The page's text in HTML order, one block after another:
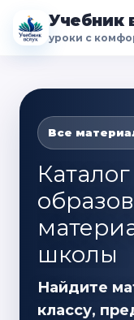
Учебник
уроки с
Все
Каталог
школы
Найдите
классу,